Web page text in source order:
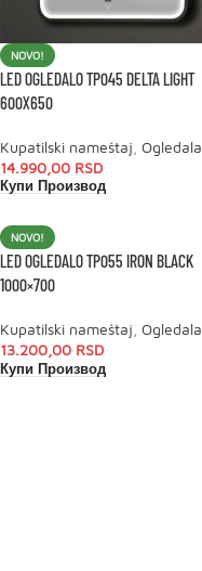
NOVO!
LED OGLEDALO TP045 DELTA LIGHT
600X650
Kupatilski nameštaj Ogledala
14.990,00 RSD
Купи Производ
NOVO!
LED OGLEDALO TP055 IRON BLACK
1000×700
Kupatilski nameštaj Ogledala
13.200,00 RSD
Купи Производ